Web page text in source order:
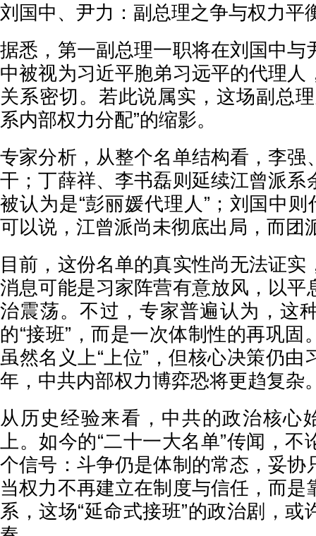
刘国中、尹力：副总理之争与权力平
据悉，第一副总理一职将在刘国中与
中被视为习近平胞弟习远平的代理人
关系密切。若此说属实，这场副总
系内部权力分配”的缩影。
专家分析，从整个名单结构看，李强
干；丁薛祥、李书磊则延续江曾派系
被认为是“彭丽媛代理人”；刘国中则
可以说，江曾派尚未彻底出局，而团
目前，这份名单的真实性尚无法证实
消息可能是习家阵营有意放风，以平
治震荡。不过，专家普遍认为，这
的“接班”，而是一次体制性的再巩固
虽然名义上“上位”，但核心决策仍由
年，中共内部权力博弈恐将更趋复杂
从历史经验来看，中共的政治核心
上。如今的“二十一大名单”传闻，不
个信号：斗争仍是体制的常态，妥协
当权力不再建立在制度与信任，而是
系，这场“延命式接班”的政治剧，或